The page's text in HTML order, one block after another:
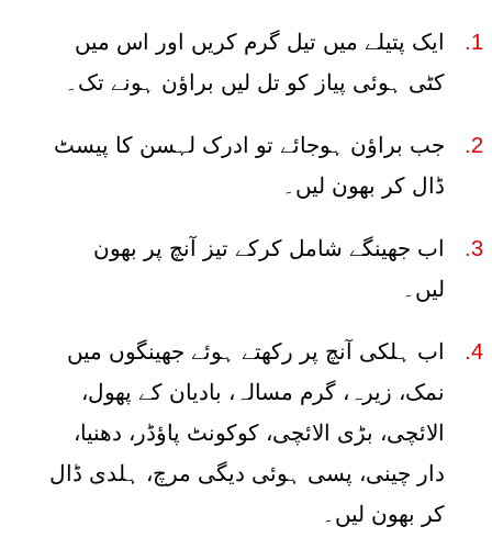
ایک پتیلے میں تیل گرم کریں اور اس میں
کٹی ہوئی پیاز کو تل لیں براؤن ہونے تک۔
جب براؤن ہوجائے تو ادرک لہسن کا پیسٹ
ڈال کر بھون لیں۔
اب جھینگے شامل کرکے تیز آنچ پر بھون
لیں۔
اب ہلکی آنچ پر رکھتے ہوئے جھینگوں میں
نمک، زیرہ، گرم مسالہ، بادیان کے پھول،
الائچی، بڑی الائچی، کوکونٹ پاؤڈر، دھنیا،
دار چینی، پسی ہوئی دیگی مرچ، ہلدی ڈال
کر بھون لیں۔